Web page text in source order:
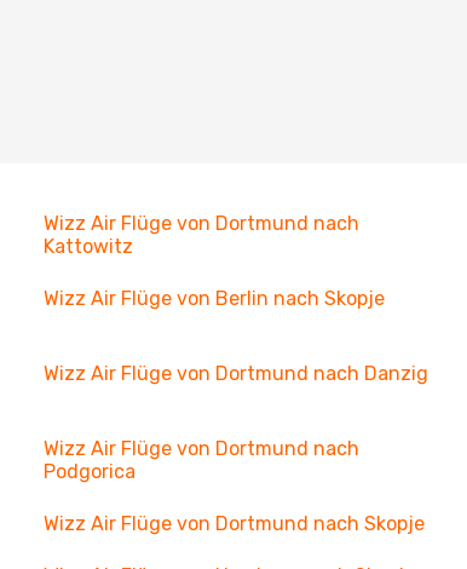
Wizz Air Flüge von Dortmund nach
Kattowitz
Wizz Air Flüge von Berlin nach Skopje
Wizz Air Flüge von Dortmund nach Danzig
Wizz Air Flüge von Dortmund nach
Podgorica
Wizz Air Flüge von Dortmund nach Skopje